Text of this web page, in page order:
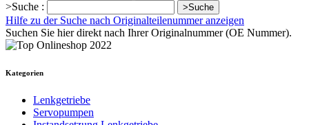
>Suche :
>Suche
Hilfe zu der Suche nach Originalteilenummer anzeigen
Suchen Sie hier direkt nach Ihrer Originalnummer (OE Nummer).
Kategorien
Lenkgetriebe
Servopumpen